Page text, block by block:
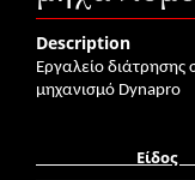
Description
Εργαλείο διάτρησης
μηχανισμό Dynapro